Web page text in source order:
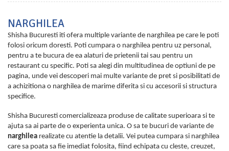
NARGHILEA
Shisha Bucuresti iti ofera multiple variante de narghilea pe care le poti
folosi oricum doresti. Poti cumpara o narghilea pentru uz personal,
pentru a te bucura de ea alaturi de prietenii tai sau pentru un
restaurant cu specific. Poti sa alegi din multitudinea de optiuni de pe
pagina, unde vei descoperi mai multe variante de pret si posibilitati de
a achizitiona o narghilea de marime diferita si cu accesorii si structura
specifice.
Shisha Bucuresti comercializeaza produse de calitate superioara si te
ajuta sa ai parte de o experienta unica. O sa te bucuri de variante de
narghilea realizate cu atentie la detalii. Vei putea cumpara si narghilea
care sa poata sa fie imediat folosita, fiind echipata cu cleste, creuzet,